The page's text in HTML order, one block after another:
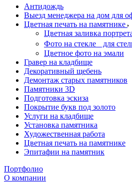
Антидождь
Выезд менеджера на дом для
Цветная печать на памятнике
Цветная заливка
Фото на стекле для
Цветное фото на эмали
Гравер на кладбище
Декоративный щебень
Демонтаж старых памятников
Памятники 3D
Подготовка эскиза
Покрытие букв под золото
Услуги на кладбище
Установка памятника
Художественная работа
Цветная печать на памятнике
Эпитафии на памятник
Портфолио
О компании